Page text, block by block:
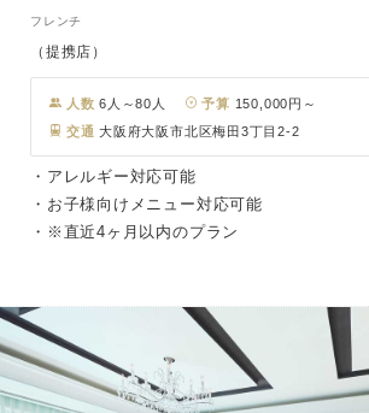
フレンチ
（提携店）
人数 6人～80人 予算 150,000円～
交通 大阪府大阪市北区梅田3丁目2-2
・アレルギー対応可能
・お子様向けメニュー対応可能
・※直近4ヶ月以内のプラン